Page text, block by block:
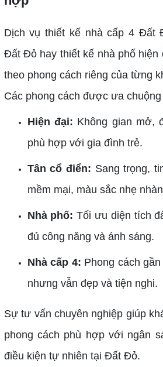
Dịch vụ thiết kế nhà cấp 4 Đất
Đất Đỏ hay thiết kế nhà phố
theo phong cách riêng của từng
Các phong cách được ưa
Hiện đại: Không gian mở,
phù hợp với gia đình trẻ.
Tân cổ điển: Sang trọng,
mềm mại, màu sắc nhẹ
Nhà phố: Tối ưu diện tích
đủ công năng và ánh sáng.
Nhà cấp 4: Phong cách
nhưng vẫn đẹp và tiện nghi.
Sự tư vấn chuyên nghiệp giúp
phong cách phù hợp với ngân
điều kiện tự nhiên tại Đất Đỏ.